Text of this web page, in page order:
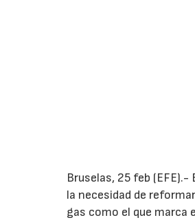
Bruselas, 25 feb
la necesidad de
gas como el que marca